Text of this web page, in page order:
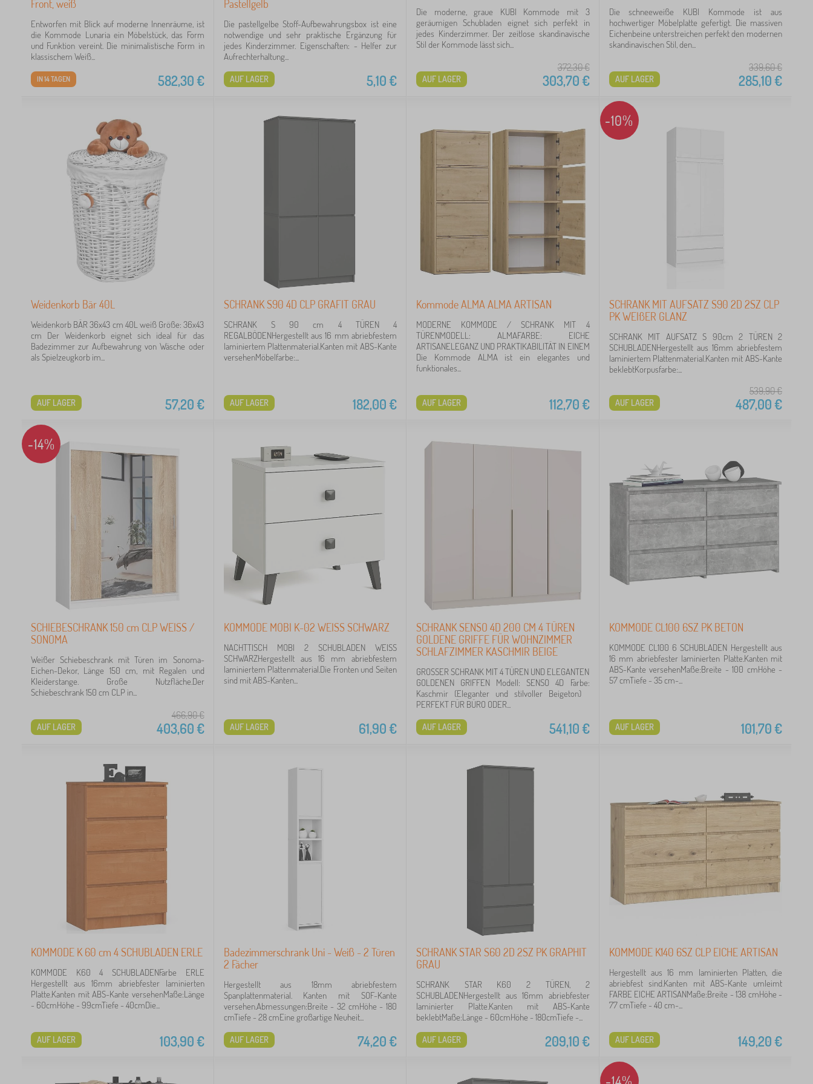
Front, weiß
Entworfen mit Blick auf moderne Innenräume, ist
die Kommode Lunaria ein Möbelstück, das Form
und Funktion vereint. Die minimalistische Form in
klassischem Weiß...
582,30€
IN 14 TAGEN
Pastellgelb
Die pastellgelbe Stoff-Aufbewahrungsbox ist eine
notwendige und sehr praktische Ergänzung für
jedes Kinderzimmer. Eigenschaften: - Helfer zur
Aufrechterhaltung...
5,10€
AUF LAGER
Die moderne, graue KUBI Kommode mit 3
geräumigen Schubladen eignet sich perfekt in
jedes Kinderzimmer. Der zeitlose skandinavische
Stil der Kommode lässt sich...
372,30€
303,70€
AUF LAGER
Die schneeweiße KUBI Kommode ist aus
hochwertiger Möbelplatte gefertigt. Die massiven
Eichenbeine unterstreichen perfekt den modernen
skandinavischen Stil, den...
339,60€
285,10€
AUF LAGER
Weidenkorb Bär 40L
Weidenkorb BÄR 36x43 cm 40L weiß Größe: 36x43
cm Der Weidenkorb eignet sich ideal für das
Badezimmer zur Aufbewahrung von Wäsche oder
als Spielzeugkorb im...
57,20€
AUF LAGER
SCHRANK S90 4D CLP GRAFIT GRAU
SCHRANK S 90 cm 4 TÜREN 4
REGALBÖDENHergestellt aus 16 mm abriebfestem
laminiertem Plattenmaterial.Kanten mit ABS-Kante
versehenMöbelfarbe:...
182,00€
AUF LAGER
Kommode ALMA ALMA ARTISAN
MODERNE KOMMODE / SCHRANK MIT 4
TÜRENMODELL: ALMAFARBE: EICHE
ARTISANELEGANZ UND PRAKTIKABILITÄT IN EINEM
Die Kommode ALMA ist ein elegantes und
funktionales...
112,70€
AUF LAGER
-10%
SCHRANK MIT AUFSATZ S90 2D 2SZ CLP
PK WEIßER GLANZ
SCHRANK MIT AUFSATZ S 90cm 2 TÜREN 2
SCHUBLADENHergestellt aus 16mm abriebfestem
laminiertem Plattenmaterial.Kanten mit ABS-Kante
beklebtKorpusfarbe:...
539,90€
487,00€
AUF LAGER
-14%
SCHIEBESCHRANK 150 cm CLP WEISS /
SONOMA
Weißer Schiebeschrank mit Türen im Sonoma-
Eichen-Dekor, Länge 150 cm, mit Regalen und
Kleiderstange. Große Nutzfläche.Der
Schiebeschrank 150 cm CLP in...
466,90€
403,60€
AUF LAGER
KOMMODE MOBI K-02 WEISS SCHWARZ
NACHTTISCH MOBI 2 SCHUBLADEN WEISS
SCHWARZHergestellt aus 16 mm abriebfestem
laminiertem Plattenmaterial.Die Fronten und Seiten
sind mit ABS-Kanten...
61,90€
AUF LAGER
SCHRANK SENSO 4D 200 CM 4 TÜREN
GOLDENE GRIFFE FÜR WOHNZIMMER
SCHLAFZIMMER KASCHMIR BEIGE
GROSSER SCHRANK MIT 4 TÜREN UND ELEGANTEN
GOLDENEN GRIFFEN Modell: SENSO 4D Farbe:
Kaschmir (Eleganter und stilvoller Beigeton)
PERFEKT FÜR BÜRO ODER...
541,10€
AUF LAGER
KOMMODE CL100 6SZ PK BETON
KOMMODE CL100 6 SCHUBLADEN Hergestellt aus
16 mm abriebfester laminierten Platte.Kanten mit
ABS-Kante versehenMaße:Breite - 100 cmHöhe -
57 cmTiefe - 35 cm-...
101,70€
AUF LAGER
KOMMODE K 60 cm 4 SCHUBLADEN ERLE
KOMMODE K60 4 SCHUBLADENFarbe ERLE
Hergestellt aus 16mm abriebfester laminierten
Platte.Kanten mit ABS-Kante versehenMaße:Länge
- 60cmHöhe - 99cmTiefe - 40cmDie...
103,90€
AUF LAGER
Badezimmerschrank Uni - Weiß - 2 Türen
2 Fächer
Hergestellt aus 18mm abriebfestem
Spanplattenmaterial. Kanten mit SOF-Kante
versehen.Abmessungen:Breite - 32 cmHöhe - 180
cmTiefe - 28 cmEine großartige Neuheit...
74,20€
AUF LAGER
SCHRANK STAR S60 2D 2SZ PK GRAPHIT
GRAU
SCHRANK STAR K60 2 TÜREN, 2
SCHUBLADENHergestellt aus 16mm abriebfester
laminierter Platte.Kanten mit ABS-Kante
beklebtMaße:Länge - 60cmHöhe - 180cmTiefe -...
209,10€
AUF LAGER
KOMMODE K140 6SZ CLP EICHE ARTISAN
Hergestellt aus 16 mm laminierten Platten, die
abriebfest sind.Kanten mit ABS-Kante umleimt
FARBE EICHE ARTISANMaße:Breite - 138 cmHöhe -
77 cmTiefe - 40 cm-...
149,20€
AUF LAGER